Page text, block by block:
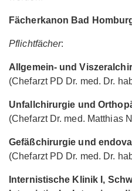
Fächerkanon Bad
Pflichtfächer:
Allgemein- und
(Chefarzt PD Dr. med. Dr.
Unfallchirurgie und
(Chefarzt Dr. med. Matthias
Gefäßchirurgie und
(Chefarzt PD Dr. med. Dr.
Internistische Klinik I,